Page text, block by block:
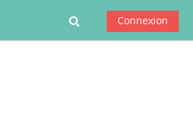
Activer/désactiver
Connexion